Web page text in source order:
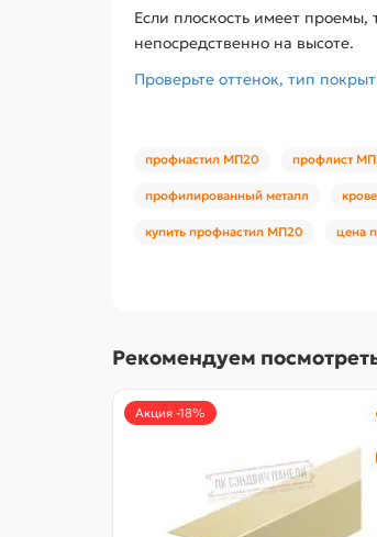
Если плоскость имеет
непосредственно на высоте.
Проверьте оттенок, тип
профнастил МП20 профлист
профилированный металл
купить профнастил МП20 цена
Рекомендуем
Акция -18%